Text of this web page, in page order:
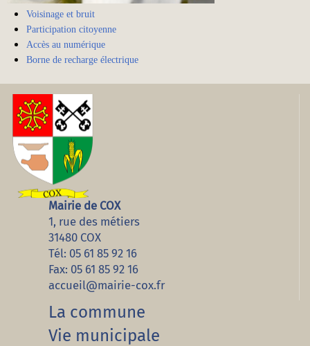
Voisinage et bruit
Participation citoyenne
Accès au numérique
Borne de recharge électrique
Mairie de COX
1, rue des métiers
31480 COX
Tél: 05 61 85 92 16
Fax: 05 61 85 92 16
accueil@mairie-cox.fr
La commune
Vie municipale